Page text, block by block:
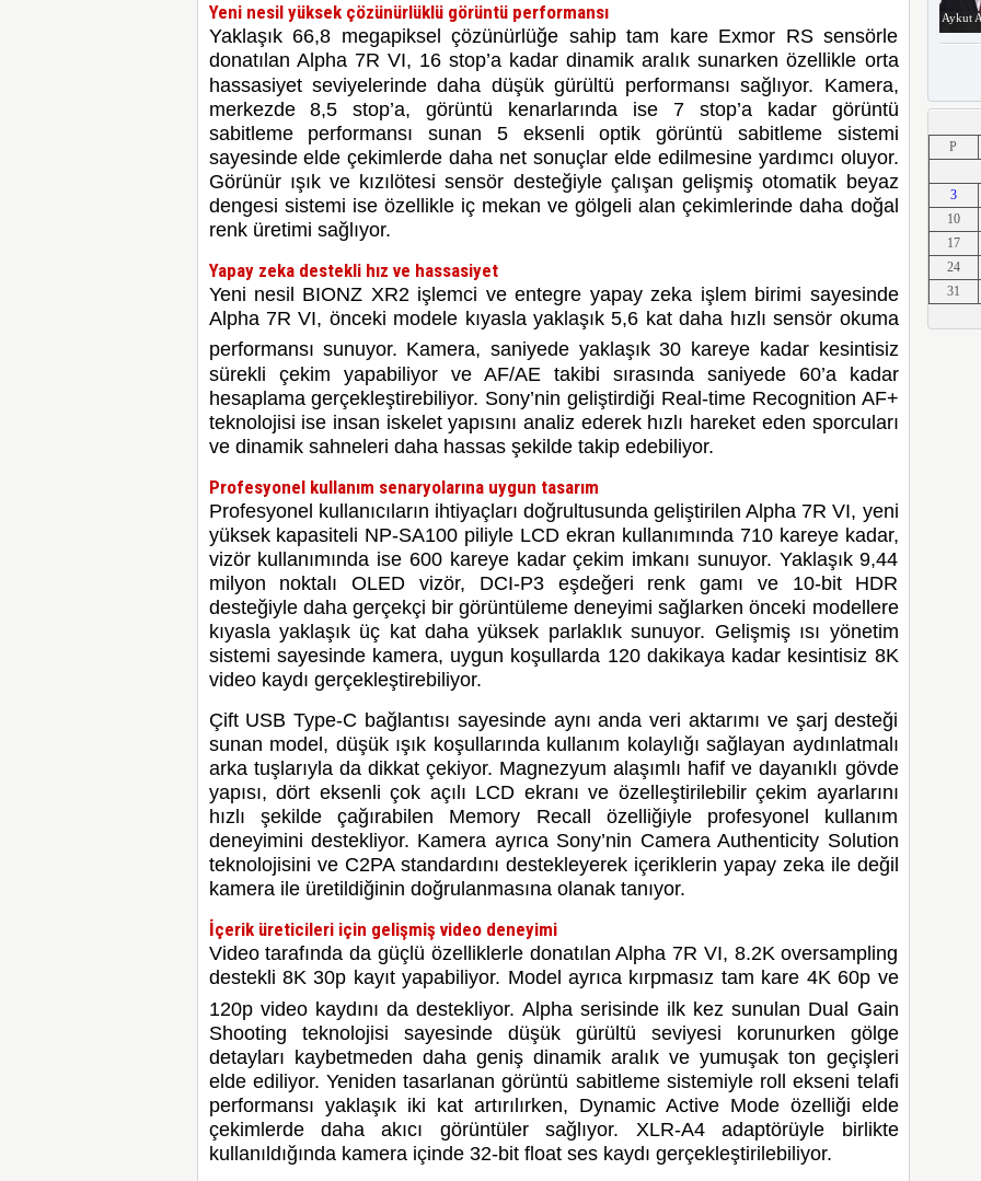
Yeni nesil yüksek çözünürlüklü görüntü performansı
Yaklaşık 66,8 megapiksel çözünürlüğe sahip tam kare Exmor RS sensörle
donatılan Alpha 7R VI, 16 stop’a kadar dinamik aralık sunarken özellikle orta
hassasiyet seviyelerinde daha düşük gürültü performansı sağlıyor. Kamera,
merkezde 8,5 stop’a, görüntü kenarlarında ise 7 stop’a kadar görüntü
sabitleme performansı sunan 5 eksenli optik görüntü sabitleme sistemi
sayesinde elde çekimlerde daha net sonuçlar elde edilmesine yardımcı oluyor.
Görünür ışık ve kızılötesi sensör desteğiyle çalışan gelişmiş otomatik beyaz
dengesi sistemi ise özellikle iç mekan ve gölgeli alan çekimlerinde daha doğal
renk üretimi sağlıyor.
Yapay zeka destekli hız ve hassasiyet
Yeni nesil BIONZ XR2 işlemci ve entegre yapay zeka işlem birimi sayesinde
Alpha 7R VI, önceki modele kıyasla yaklaşık 5,6 kat daha hızlı sensör okuma
performansı sunuyor. Kamera, saniyede yaklaşık 30 kareye kadar kesintisiz
sürekli çekim yapabiliyor ve AF/AE takibi sırasında saniyede 60’a kadar
hesaplama gerçekleştirebiliyor. Sony’nin geliştirdiği Real-time Recognition AF+
teknolojisi ise insan iskelet yapısını analiz ederek hızlı hareket eden sporcuları
ve dinamik sahneleri daha hassas şekilde takip edebiliyor.
Profesyonel kullanım senaryolarına uygun tasarım
Profesyonel kullanıcıların ihtiyaçları doğrultusunda geliştirilen Alpha 7R VI, yeni
yüksek kapasiteli NP-SA100 piliyle LCD ekran kullanımında 710 kareye kadar,
vizör kullanımında ise 600 kareye kadar çekim imkanı sunuyor. Yaklaşık 9,44
milyon noktalı OLED vizör, DCI-P3 eşdeğeri renk gamı ve 10-bit HDR
desteğiyle daha gerçekçi bir görüntüleme deneyimi sağlarken önceki modellere
kıyasla yaklaşık üç kat daha yüksek parlaklık sunuyor. Gelişmiş ısı yönetim
sistemi sayesinde kamera, uygun koşullarda 120 dakikaya kadar kesintisiz 8K
video kaydı gerçekleştirebiliyor.
Çift USB Type-C bağlantısı sayesinde aynı anda veri aktarımı ve şarj desteği
sunan model, düşük ışık koşullarında kullanım kolaylığı sağlayan aydınlatmalı
arka tuşlarıyla da dikkat çekiyor. Magnezyum alaşımlı hafif ve dayanıklı gövde
yapısı, dört eksenli çok açılı LCD ekranı ve özelleştirilebilir çekim ayarlarını
hızlı şekilde çağırabilen Memory Recall özelliğiyle profesyonel kullanım
deneyimini destekliyor. Kamera ayrıca Sony’nin Camera Authenticity Solution
teknolojisini ve C2PA standardını destekleyerek içeriklerin yapay zeka ile değil
kamera ile üretildiğinin doğrulanmasına olanak tanıyor.
İçerik üreticileri için gelişmiş video deneyimi
Video tarafında da güçlü özelliklerle donatılan Alpha 7R VI, 8.2K oversampling
destekli 8K 30p kayıt yapabiliyor. Model ayrıca kırpmasız tam kare 4K 60p ve
120p video kaydını da destekliyor. Alpha serisinde ilk kez sunulan Dual Gain
Shooting teknolojisi sayesinde düşük gürültü seviyesi korunurken gölge
detayları kaybetmeden daha geniş dinamik aralık ve yumuşak ton geçişleri
elde ediliyor. Yeniden tasarlanan görüntü sabitleme sistemiyle roll ekseni telafi
performansı yaklaşık iki kat artırılırken, Dynamic Active Mode özelliği elde
çekimlerde daha akıcı görüntüler sağlıyor. XLR-A4 adaptörüyle birlikte
kullanıldığında kamera içinde 32-bit float ses kaydı gerçekleştirilebiliyor.
Aykut
Erkut
Erkut
P
3
10
17
24
31